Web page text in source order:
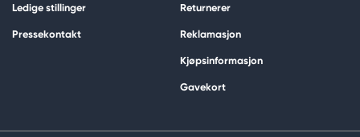
Ledige stillinger
Pressekontakt
Returnerer
Reklamasjon
Kjøpsinformasjon
Gavekort